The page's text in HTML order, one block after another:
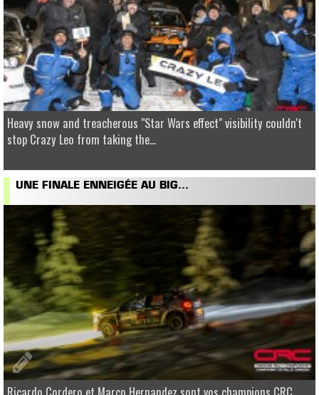
Heavy snow and treacherous "Star Wars effect" visibility couldn't
stop Crazy Leo from taking the...
UNE FINALE ENNEIGÉE AU BIG...